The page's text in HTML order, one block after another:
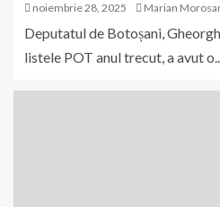
noiembrie 28, 2025 Marian
Deputatul de Botoșani,
listele POT anul trecut, a avut